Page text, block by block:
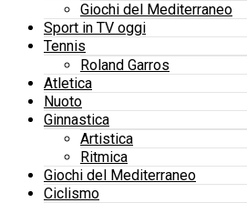
Giochi del Mediterraneo
Sport in TV oggi
Tennis
Roland Garros
Atletica
Nuoto
Ginnastica
Artistica
Ritmica
Giochi del Mediterraneo
Ciclismo